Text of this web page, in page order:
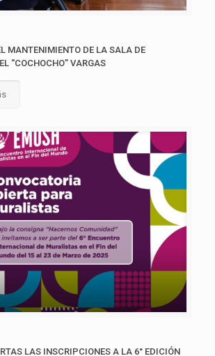
MANTENIMIENTO DE LA SALA DE
“COCHOCHO” VARGAS
LAS INSCRIPCIONES A LA 6° EDICIÓN